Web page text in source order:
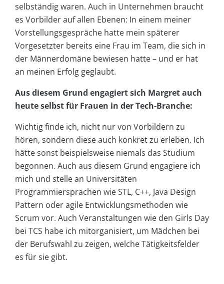
selbständig waren. Auch in Unternehmen braucht
es Vorbilder auf allen Ebenen: In einem meiner
Vorstellungsgespräche hatte mein späterer
Vorgesetzter bereits eine Frau im Team, die sich in
der Männerdomäne bewiesen hatte – und er hat
an meinen Erfolg geglaubt.
Aus diesem Grund engagiert sich Margret auch
heute selbst für Frauen in der Tech-Branche:
Wichtig finde ich, nicht nur von Vorbildern zu
hören, sondern diese auch konkret zu erleben. Ich
hätte sonst beispielsweise niemals das Studium
begonnen. Auch aus diesem Grund engagiere ich
mich und stelle an Universitäten
Programmiersprachen wie STL, C++, Java Design
Pattern oder agile Entwicklungsmethoden wie
Scrum vor. Auch Veranstaltungen wie den Girls Day
bei TCS habe ich mitorganisiert, um Mädchen bei
der Berufswahl zu zeigen, welche Tätigkeitsfelder
es für sie gibt.